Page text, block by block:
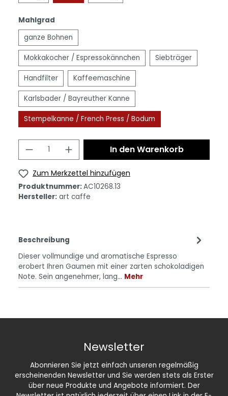
Mahlgrad
ganze Bohnen
Mokkakocher / Espressokännchen Siebträger
Handfilter Kaffeemaschine
Karlsbader / Bayreuther Kanne
Stempelkanne / French Press / Bodum
In den Warenkorb
Zum Merkzettel hinzufügen
Produktnummer:AC10268.13
Hersteller: art caffe
Beschreibung
Dieser vollmundige und aromatische Espresso
erobert Ihren Gaumen mit einer zarten schokoladigen
Note. Sein angenehmer, lang… Mehr
Newsletter
Abonnieren Sie jetzt einfach unseren regelmäßig
erscheinenden Newsletter und Sie werden stets als Erster
über neue Produkte und Angebote informiert. Der